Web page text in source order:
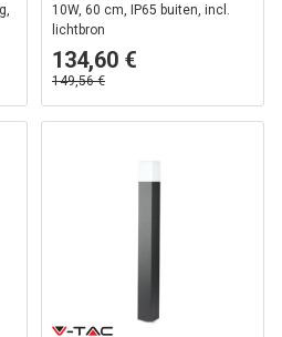
10W, 60 cm, IP65 buiten, incl.
lichtbron
134,60 €
149,56 €